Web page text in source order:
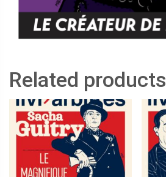
Related products